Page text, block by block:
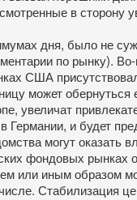
в
дня, было не
по рынку).
США
может
увеличат
и будет
могут оказать
фондовых
иным образом
Стабилизация